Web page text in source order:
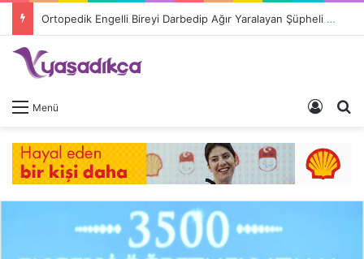
Ortopedik Engelli Bireyi Darbedip Ağır Yaralayan Şüpheli Tutuklandı
Menü Giriş